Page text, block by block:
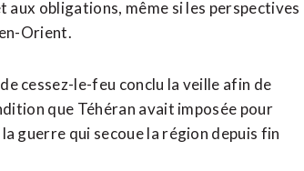
obligations, ​même si les perspectives
Orient.
cessez-le-feu ‌conclu la veille afin de
que Téhéran avait imposée pour
guerre qui secoue la région depuis fin